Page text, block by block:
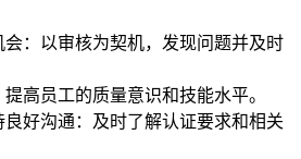
：以审核为契机，发现问题并及时
员工的质量意识和技能水平。
好沟通：及时了解认证要求和相关